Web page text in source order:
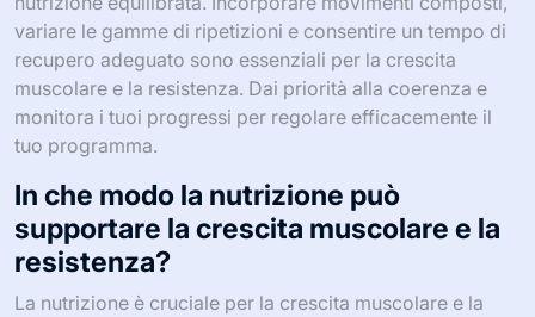
variare le gamme di ripetizioni e consentire un tempo di
recupero adeguato sono essenziali per la crescita
muscolare e la resistenza. Dai priorità alla coerenza e
monitora i tuoi progressi per regolare efficacemente il
tuo programma.
In che modo la nutrizione può
supportare la crescita muscolare e la
resistenza?
La nutrizione è cruciale per la crescita muscolare e la